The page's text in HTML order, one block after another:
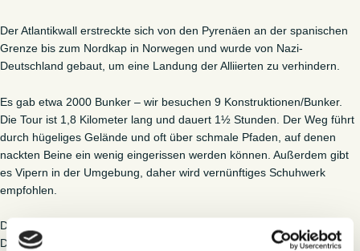
Der Atlantikwall erstreckte sich von den Pyrenäen an der spanischen
Grenze bis zum Nordkap in Norwegen und wurde von Nazi-
Deutschland gebaut, um eine Landung der Alliierten zu verhindern.
Es gab etwa 2000 Bunker – wir besuchen 9 Konstruktionen/Bunker.
Die Tour ist 1,8 Kilometer lang und dauert 1½ Stunden. Der Weg führt
durch hügeliges Gelände und oft über schmale Pfaden, auf denen
nackten Beine ein wenig eingerissen werden können. Außerdem gibt
es Vipern in der Umgebung, daher wird vernünftiges Schuhwerk
empfohlen.
Die Teilnahme kostet 85 DKK für Erwachsene und 45 DKK für Kinder.
Die Karten werden im Shop des Leuchtturms Blåvandshuk in der